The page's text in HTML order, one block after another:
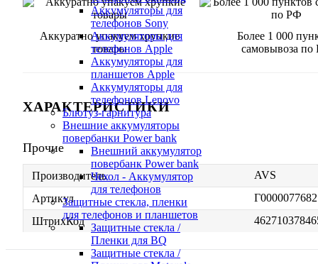
Аккумуляторы для
телефонов Sony
Аккумуляторы для
телефонов Apple
Аккумуляторы для
планшетов Apple
Аккумуляторы для
телефонов Lenovo
Блютуз-гарнитура
Внешние аккумуляторы
повербанки Power bank
Внешний аккумулятор
повербанк Power bank
Чехол - Аккумулятор
для телефонов
Защитные стекла, пленки
для телефонов и планшетов
Защитные стекла /
Пленки для BQ
Защитные стекла /
Аккуратно упакуем хрупкие
товары
Более 1 000
самовывоза по
ХАРАКТЕРИСТИКИ
Прочие
Производитель
AVS
Артикул
Г0000077682
ШтрихКод